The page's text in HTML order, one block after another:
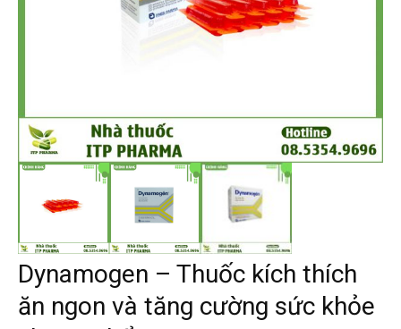
Dynamogen – Thuốc kích thích
ăn ngon và tăng cường sức khỏe